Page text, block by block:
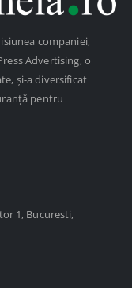
companiei,
Advertising, o
și-a diversificat
pentru
1, Bucuresti,